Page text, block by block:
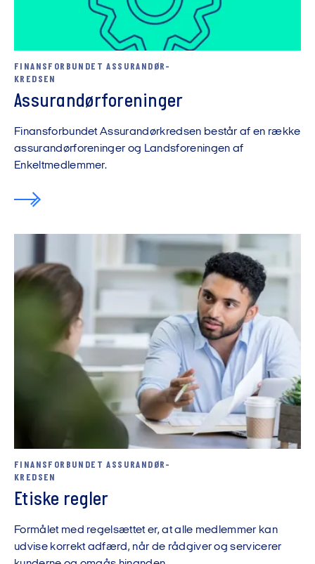
FINANSFORBUNDET ASSURANDØR-
KREDSEN
Assurandør­forening­er
Finansforbundet Assurandørkredsen består af en række
assurandørforeninger og Landsforeningen af
Enkeltmedlemmer.
FINANSFORBUNDET ASSURANDØR-
KREDSEN
Etiske regler
Formålet med regelsættet er, at alle medlemmer kan
udvise korrekt adfærd, når de rådgiver og servicerer